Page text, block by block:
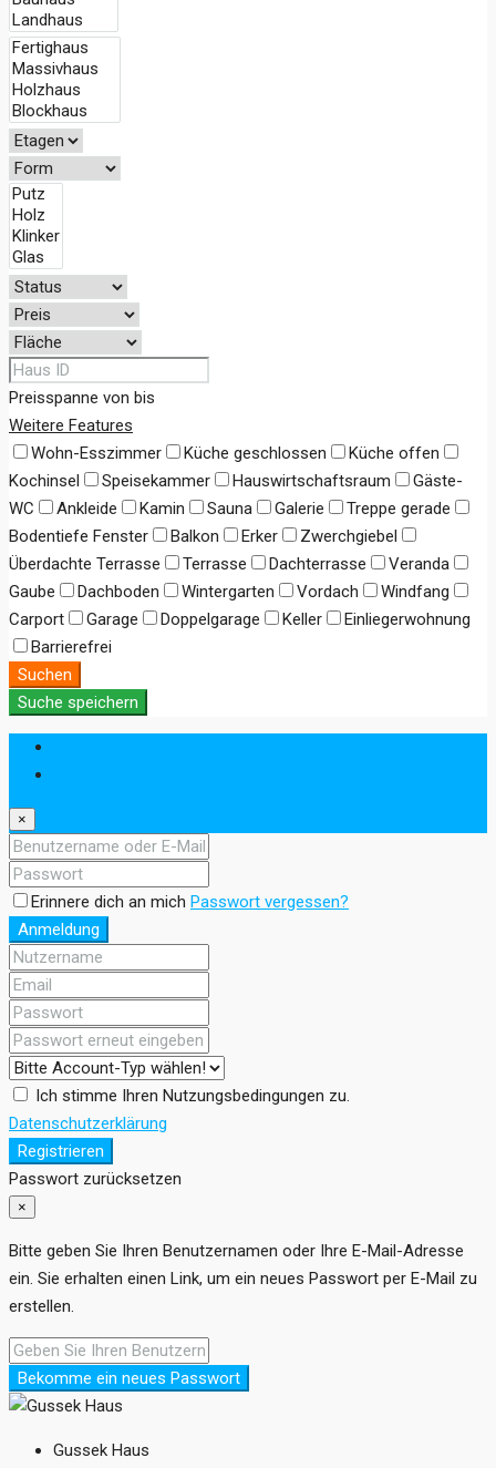
Preisspanne von bis
Weitere Features
Wohn-Esszimmer
Küche geschlossen
Küche offen
Kochinsel
Speisekammer Hauswirtschaftsraum
Gäste-
WC
Ankleide Kamin Sauna Galerie
Treppe gerade
Bodentiefe Fenster
Balkon Erker
Zwerchgiebel
Überdachte Terrasse
Terrasse Dachterrasse
Veranda
Gaube
Dachboden Wintergarten Vordach
Windfang
Carport
Garage Doppelgarage Keller
Einliegerwohnung
Barrierefrei
Suchen
Suche speichern
×
Erinnere dich an mich Passwort vergessen?
Anmeldung
Ich stimme Ihren Nutzungsbedingungen zu.
Datenschutzerklärung
Registrieren
Passwort zurücksetzen
×
Bitte geben Sie Ihren Benutzernamen oder Ihre E-Mail-Adresse
ein. Sie erhalten einen Link, um ein neues Passwort per E-Mail zu
erstellen.
Bekomme ein neues Passwort
Gussek Haus